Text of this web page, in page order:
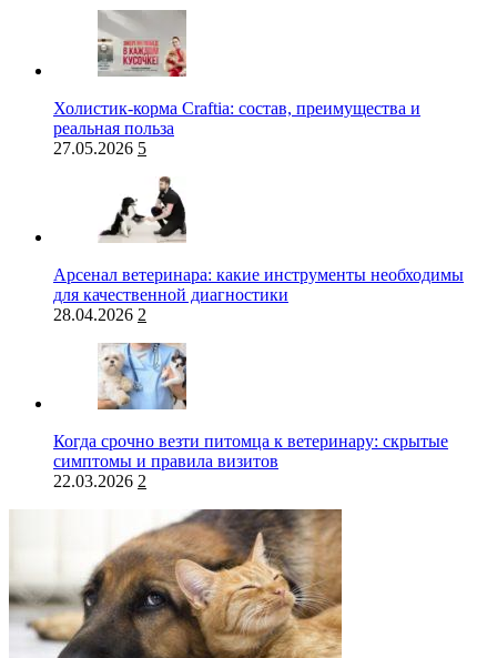
Холистик-корма Craftia: состав, преимущества и
реальная польза
27.05.2026 5
Арсенал ветеринара: какие инструменты необходимы
для качественной диагностики
28.04.2026 2
Когда срочно везти питомца к ветеринару: скрытые
симптомы и правила визитов
22.03.2026 2